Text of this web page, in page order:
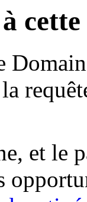
et le